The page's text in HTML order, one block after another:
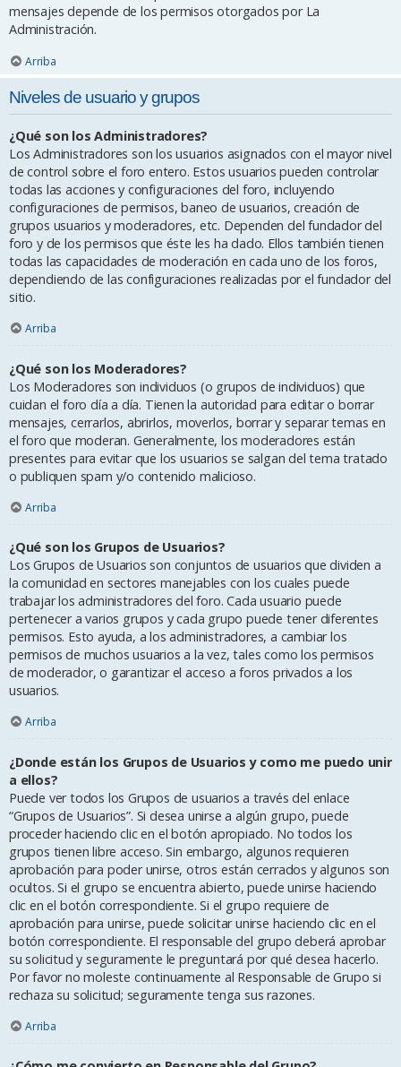
mensajes depende de los permisos otorgados por La
Administración.
Arriba
Niveles de usuario y grupos
¿Qué son los Administradores?
Los Administradores son los usuarios asignados con el mayor nivel
de control sobre el foro entero. Estos usuarios pueden controlar
todas las acciones y configuraciones del foro, incluyendo
configuraciones de permisos, baneo de usuarios, creación de
grupos usuarios y moderadores, etc. Dependen del fundador del
foro y de los permisos que éste les ha dado. Ellos también tienen
todas las capacidades de moderación en cada uno de los foros,
dependiendo de las configuraciones realizadas por el fundador del
sitio.
Arriba
¿Qué son los Moderadores?
Los Moderadores son individuos (o grupos de individuos) que
cuidan el foro día a día. Tienen la autoridad para editar o borrar
mensajes, cerrarlos, abrirlos, moverlos, borrar y separar temas en
el foro que moderan. Generalmente, los moderadores están
presentes para evitar que los usuarios se salgan del tema tratado
o publiquen spam y/o contenido malicioso.
Arriba
¿Qué son los Grupos de Usuarios?
Los Grupos de Usuarios son conjuntos de usuarios que dividen a
la comunidad en sectores manejables con los cuales puede
trabajar los administradores del foro. Cada usuario puede
pertenecer a varios grupos y cada grupo puede tener diferentes
permisos. Esto ayuda, a los administradores, a cambiar los
permisos de muchos usuarios a la vez, tales como los permisos
de moderador, o garantizar el acceso a foros privados a los
usuarios.
Arriba
¿Donde están los Grupos de Usuarios y como me puedo unir
a ellos?
Puede ver todos los Grupos de usuarios a través del enlace
“Grupos de Usuarios”. Si desea unirse a algún grupo, puede
proceder haciendo clic en el botón apropiado. No todos los
grupos tienen libre acceso. Sin embargo, algunos requieren
aprobación para poder unirse, otros están cerrados y algunos son
ocultos. Si el grupo se encuentra abierto, puede unirse haciendo
clic en el botón correspondiente. Si el grupo requiere de
aprobación para unirse, puede solicitar unirse haciendo clic en el
botón correspondiente. El responsable del grupo deberá aprobar
su solicitud y seguramente le preguntará por qué desea hacerlo.
Por favor no moleste continuamente al Responsable de Grupo si
rechaza su solicitud; seguramente tenga sus razones.
Arriba